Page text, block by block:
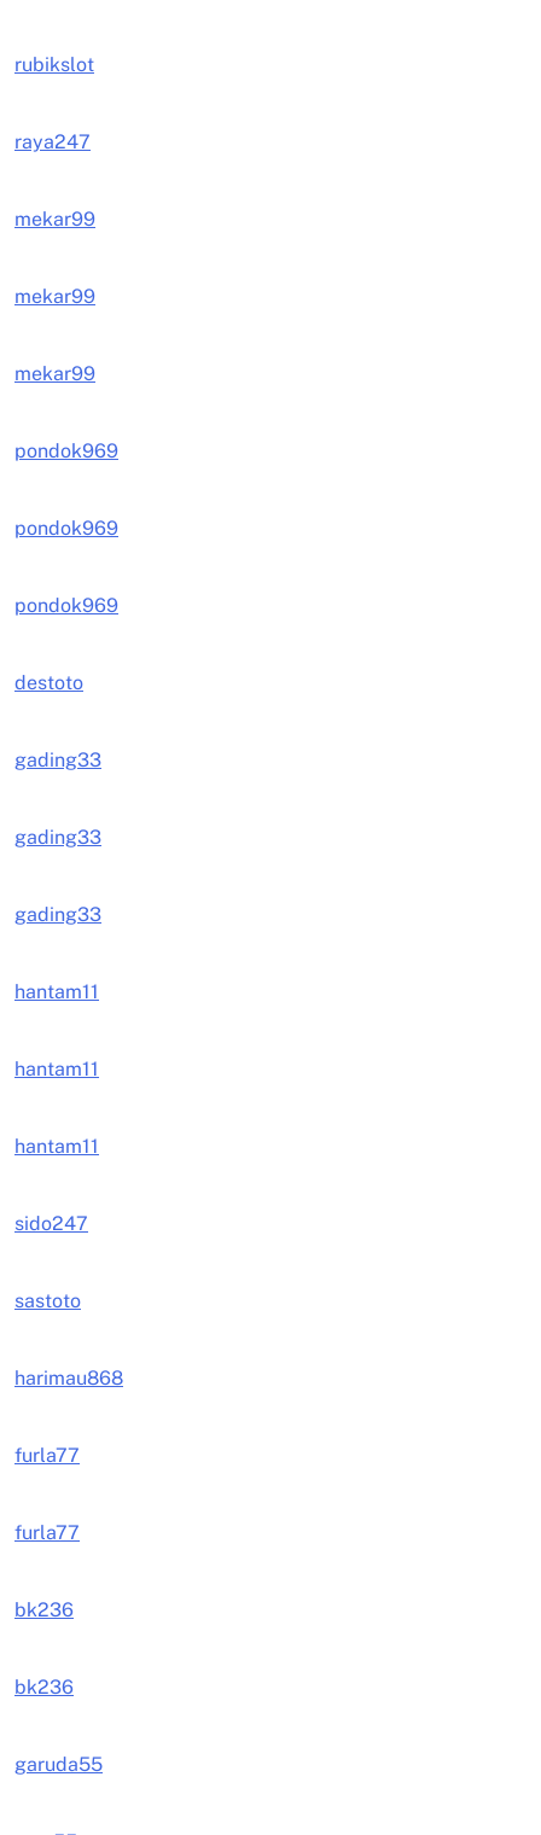
rubikslot
raya247
mekar99
mekar99
mekar99
pondok969
pondok969
pondok969
destoto
gading33
gading33
gading33
hantam11
hantam11
hantam11
sido247
sastoto
harimau868
furla77
furla77
bk236
bk236
garuda55